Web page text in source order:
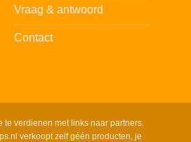
Vraag & antwoord
Contact
te verdienen met links naar partners.
verkoopt zelf géén producten, je